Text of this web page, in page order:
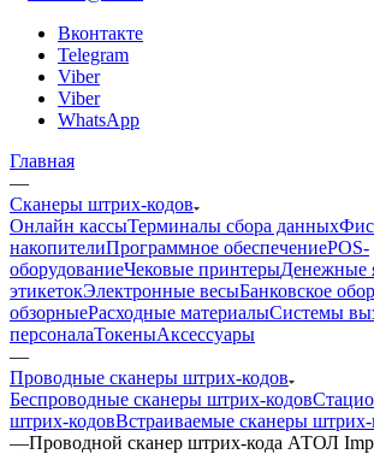
Вконтакте
Telegram
Viber
Viber
WhatsApp
Главная
—
Сканеры штрих-кодов
Онлайн кассыТерминалы сбора данных
накопителиПрограммное обеспечениеPOS-
оборудованиеЧековые принтерыДенежные
этикетокЭлектронные весыБанковское
обзорныеРасходные материалыСистемы
персоналаТокеныАксессуары
—
Проводные сканеры штрих-кодов
Беспроводные сканеры штрих-кодов
штрих-кодовВстраиваемые сканеры штрих-
—Проводной сканер штрих-кода АТОЛ